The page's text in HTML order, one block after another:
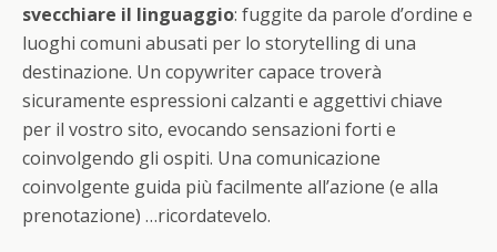
svecchiare il linguaggio: fuggite da parole d’ordine e
luoghi comuni abusati per lo storytelling di una
destinazione. Un copywriter capace troverà
sicuramente espressioni calzanti e aggettivi chiave
per il vostro sito, evocando sensazioni forti e
coinvolgendo gli ospiti. Una comunicazione
coinvolgente guida più facilmente all’azione (e alla
prenotazione) …ricordatevelo.